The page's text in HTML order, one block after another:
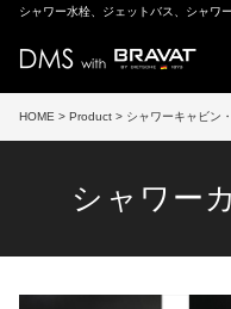
シャワー水栓、ジェットバス、シャワ
HOME > Product > シャワーキャビン
シャワー